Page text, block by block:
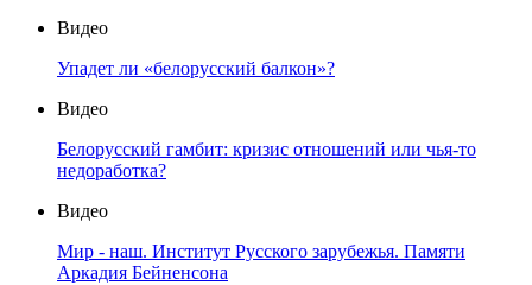
Видео
Упадет ли «белорусский балкон»?
Видео
Белорусский гамбит: кризис отношений или чья-то
недоработка?
Видео
Мир - наш. Институт Русского зарубежья. Памяти
Аркадия Бейненсона